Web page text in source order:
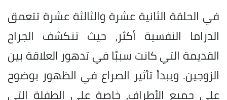
في الحلقة الثانية عشرة والثالثة عشرة تتعمق
الدراما النفسية أكثر، حيث تنكشف الجراح
القديمة التي كانت سببًا في تدهور العلاقة بين
الزوجين. ويبدأ تأثير الصراع في الظهور بوضوح
على جميع الأطراف، خاصة على الطفلة التي